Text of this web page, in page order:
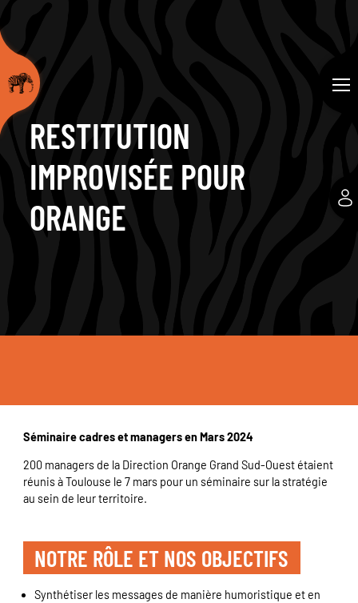
RESTITUTION
IMPROVISÉE POUR
ORANGE
Séminaire cadres et managers en Mars 2024
200 managers de la Direction Orange Grand Sud-Ouest étaient
réunis à Toulouse le 7 mars pour un séminaire sur la stratégie
au sein de leur territoire.
NOTRE RÔLE ET NOS OBJECTIFS
Synthétiser les messages de manière humoristique et en